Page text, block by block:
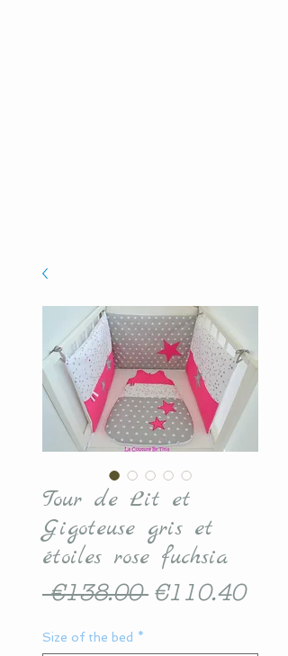
Tour de Lit et
Gigoteuse gris et
étoiles rose fuchsia
€138.00 Regular
€110.40Sale
Size of the bed *